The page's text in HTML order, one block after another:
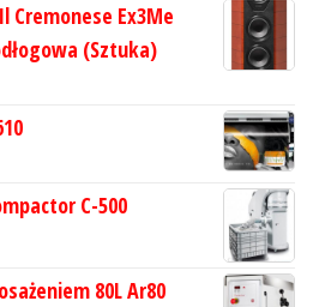
Cremonese Ex3Me
(Sztuka)
C-500
80L Ar80